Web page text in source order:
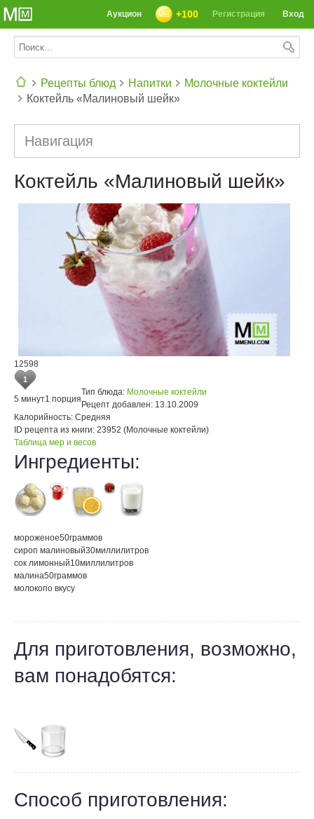
Вход
Регистрация
+100
Аукцион
Рецепты блюд Напитки
Молочные коктейли
Коктейль «Малиновый шейк»
Навигация
Коктейль «Малиновый шейк»
12598
1
5 минут1 порция
Тип блюда: Молочные коктейли
Рецепт добавлен: 13.10.2009
Калорийность: Средняя
ID рецепта из книги: 23952 (Молочные коктейли)
Таблица мер и весов
Ингредиенты:
мороженое50граммов
сироп малиновый30миллилитров
сок лимонный10миллилитров
малина50граммов
молокопо вкусу
Для приготовления, возможно,
вам понадобятся:
Способ приготовления: